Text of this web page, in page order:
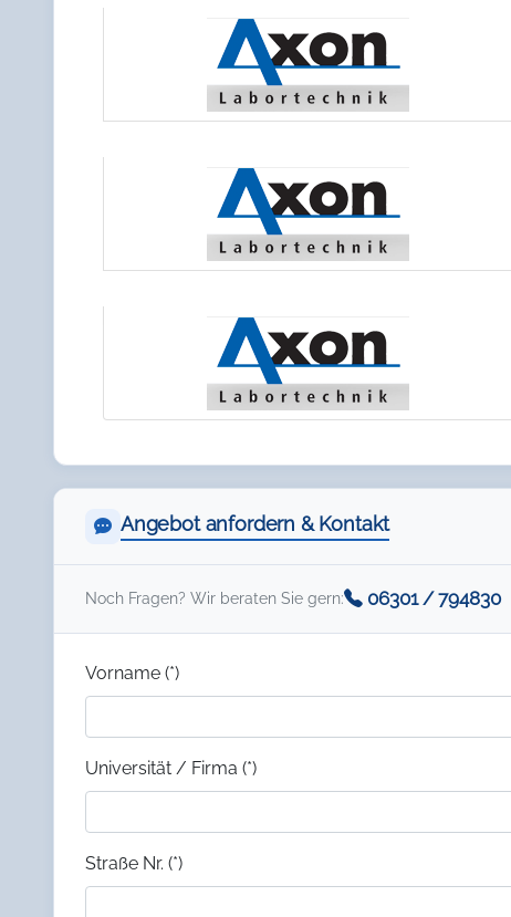
Angebot anfordern & Kontakt
Noch Fragen? Wir beraten Sie gern: 06301 / 794830
Vorname (*)
Universität / Firma (*)
Straße Nr. (*)